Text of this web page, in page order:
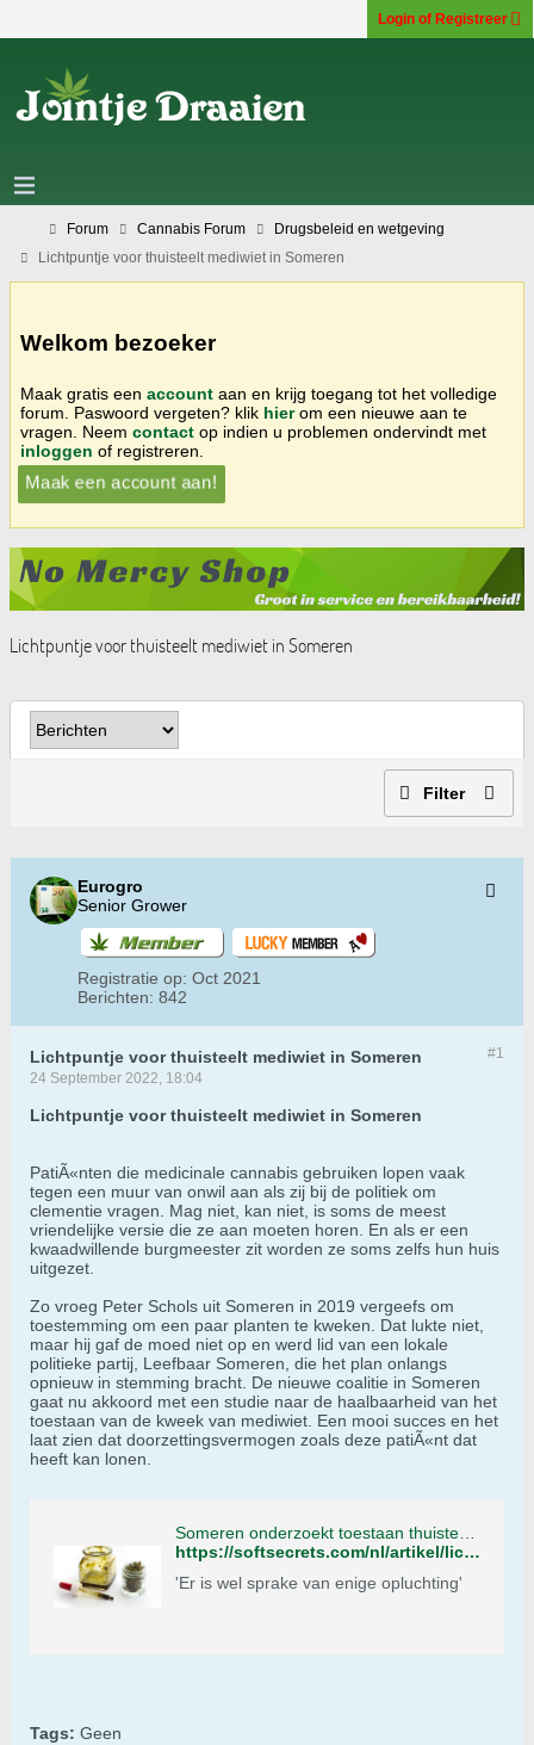
Login of Registreer
Forum Cannabis Forum
Drugsbeleid en wetgeving
Lichtpuntje voor thuisteelt mediwiet in Someren
Welkom bezoeker
Maak gratis een account aan en krijg toegang tot het volledige
forum. Paswoord vergeten? klik hierom een nieuwe aan te
vragen. Neem contact op indien u problemen ondervindt met
inloggen of registreren.
Maak een account aan!
Lichtpuntje voor thuisteelt mediwiet in Someren
Filter
Eurogro
Senior Grower
Registratie op: Oct 2021
Berichten: 842
#1
Lichtpuntje voor thuisteelt mediwiet in Someren
24 September 2022, 18:04
Lichtpuntje voor thuisteelt mediwiet in Someren
PatiÃ«nten die medicinale cannabis gebruiken lopen vaak
tegen een muur van onwil aan als zij bij de politiek om
clementie vragen. Mag niet, kan niet, is soms de meest
vriendelijke versie die ze aan moeten horen. En als er een
kwaadwillende burgmeester zit worden ze soms zelfs hun huis
uitgezet.
Zo vroeg Peter Schols uit Someren in 2019 vergeefs om
toestemming om een paar planten te kweken. Dat lukte niet,
maar hij gaf de moed niet op en werd lid van een lokale
politieke partij, Leefbaar Someren, die het plan onlangs
opnieuw in stemming bracht. De nieuwe coalitie in Someren
gaat nu akkoord met een studie naar de haalbaarheid van het
toestaan van de kweek van mediwiet. Een mooi succes en het
laat zien dat doorzettingsvermogen zoals deze patiÃ«nt dat
heeft kan lonen.
https://softsecrets.com/nl/artikel/lichtpuntje-voor-thuisteelt-mediwiet-someren
'Er is wel sprake van enige opluchting'
Tags: Geen